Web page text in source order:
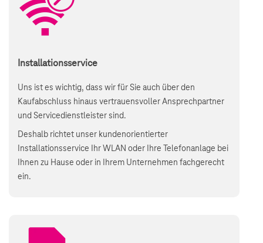
Installationsservice
Uns ist es wichtig, dass wir für Sie auch über den
Kaufabschluss hinaus vertrauensvoller Ansprechpartner
und Servicedienstleister sind.
Deshalb richtet unser kundenorientierter
Installationsservice Ihr WLAN oder Ihre Telefonanlage bei
Ihnen zu Hause oder in Ihrem Unternehmen fachgerecht
ein.